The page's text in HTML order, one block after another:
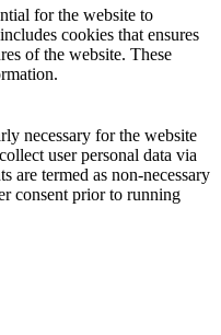
for the website to
cookies that ensures
of the website. These
necessary for the website
user personal data via
are termed as non-necessary
consent prior to running